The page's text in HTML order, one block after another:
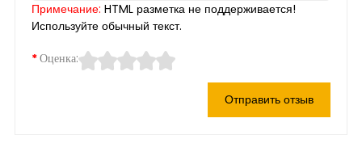
Примечание: HTML разметка не поддерживается!
Используйте обычный текст.
Оценка:
Отправить отзыв